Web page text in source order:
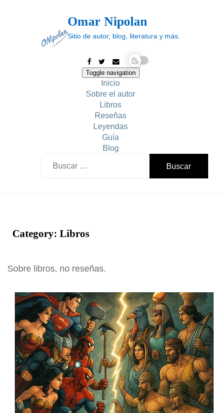
Omar Nipolan
Sitio de autor, blog, literatura y más.
Toggle navigation
Inicio
Sobre el autor
Libros
Reseñas
Leyendas
Guía
Blog
Category: Libros
Sobre libros, no reseñas.